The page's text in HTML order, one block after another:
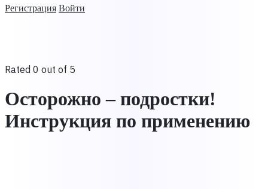
Регистрация Войти
Rated 0 out of 5
Осторожно – подростки!
Инструкция по применению